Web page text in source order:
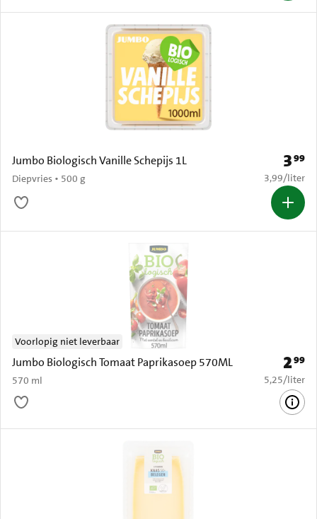
Jumbo Biologisch Vanille Schepijs 1L
Diepvries • 500 g
Prijs:
399
€ 3,99 per
3,99/liter
Jumbo Biologisch Tomaat Paprikasoep 570ML
570 ml
Voorlopig niet leverbaar
Prijs:
299
€ 5,25 per
5,25/liter